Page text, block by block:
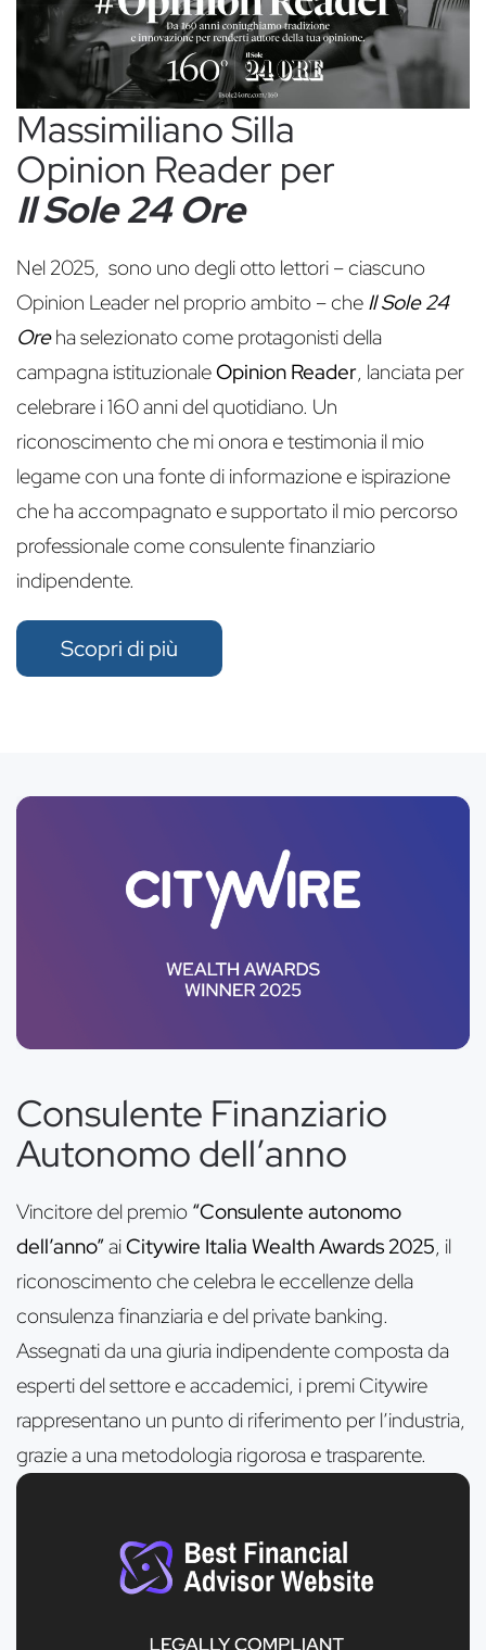
Massimiliano Silla
Opinion Reader per
Il Sole 24 Ore
Nel 2025, sono uno degli otto lettori – ciascuno
Opinion Leader nel proprio ambito – che Il Sole 24
Oreha selezionato come protagonisti della
campagna istituzionaleOpinion Reader, lanciata per
celebrare i 160 anni del quotidiano. Un
riconoscimento che mi onora e testimonia il mio
legame con una fonte di informazione e ispirazione
che ha accompagnato e supportato il mio percorso
professionale come consulente finanziario
indipendente.
Scopri di più
Consulente Finanziario
Autonomo dell’anno
Vincitore del premio “Consulente autonomo
dell’anno”aiCitywire Italia Wealth Awards 2025, il
riconoscimento che celebra le eccellenze della
consulenza finanziaria e del private banking.
Assegnati da una giuria indipendente composta da
esperti del settore e accademici, i premi Citywire
rappresentano un punto di riferimento per l’industria,
grazie a una metodologia rigorosa e trasparente.